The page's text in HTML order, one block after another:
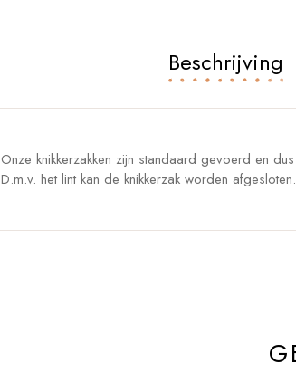
Beschrijving
Onze knikkerzakken zijn standaard gevoerd en
D.m.v. het lint kan de knikkerzak worden afgesloten.